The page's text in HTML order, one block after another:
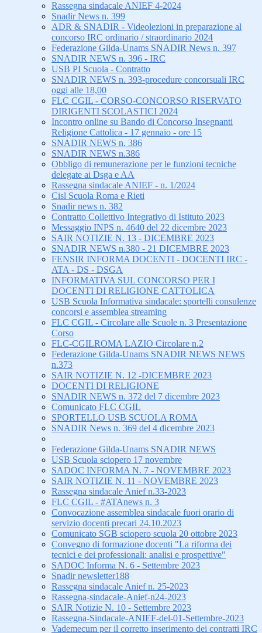
Rassegna sindacale ANIEF 4-2024
Snadir News n. 399
ADR & SNADIR - Videolezioni in preparazione al
concorso IRC ordinario / straordinario 2024
Federazione Gilda-Unams SNADIR News n. 397
SNADIR NEWS n. 396 - IRC
USB PI Scuola - Contratto
SNADIR NEWS n. 393-procedure concorsuali IRC
oggi alle 18,00
FLC CGIL - CORSO-CONCORSO RISERVATO
DIRIGENTI SCOLASTICI 2024
Incontro online su Bando di Concorso Insegnanti
Religione Cattolica - 17 gennaio - ore 15
SNADIR NEWS n. 386
SNADIR NEWS n.386
Obbligo di remunerazione per le funzioni tecniche
delegate ai Dsga e AA
Rassegna sindacale ANIEF - n. 1/2024
Cisl Scuola Roma e Rieti
Snadir news n. 382
Contratto Collettivo Integrativo di Istituto 2023
Messaggio INPS n. 4640 del 22 dicembre 2023
SAIR NOTIZIE N. 13 - DICEMBRE 2023
SNADIR NEWS n.380 - 21 DICEMBRE 2023
FENSIR INFORMA DOCENTI - DOCENTI IRC -
ATA - DS - DSGA
INFORMATIVA SUL CONCORSO PER I
DOCENTI DI RELIGIONE CATTOLICA
USB Scuola Informativa sindacale: sportelli consulenze
concorsi e assemblea streaming
FLC CGIL - Circolare alle Scuole n. 3 Presentazione
Corso
FLC-CGILROMA LAZIO Circolare n.2
Federazione Gilda-Unams SNADIR NEWS NEWS
n.373
SAIR NOTIZIE N. 12 -DICEMBRE 2023
DOCENTI DI RELIGIONE
SNADIR NEWS n. 372 del 7 dicembre 2023
Comunicato FLC CGIL
SPORTELLO USB SCUOLA ROMA
SNADIR News n. 369 del 4 dicembre 2023
Federazione Gilda-Unams SNADIR NEWS
USB Scuola sciopero 17 novembre
SADOC INFORMA N. 7 - NOVEMBRE 2023
SAIR NOTIZIE N. 11 - NOVEMBRE 2023
Rassegna sindacale Anief n.33-2023
FLC CGIL - #ATAnews n. 3
Convocazione assemblea sindacale fuori orario di
servizio docenti precari 24.10.2023
Comunicato SGB sciopero scuola 20 ottobre 2023
Convegno di formazione docenti "La riforma dei
tecnici e dei professionali: analisi e prospettive"
SADOC Informa N. 6 - Settembre 2023
Snadir newsletter188
Rassegna sindacale Anief n. 25-2023
Rassegna-sindacale-Anief-n24-2023
SAIR Notizie N. 10 - Settembre 2023
Rassegna-Sindacale-ANIEF-del-01-Settembre-2023
Vademecum per il corretto inserimento dei contratti IRC